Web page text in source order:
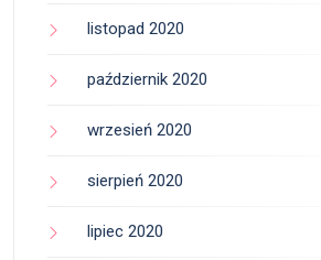
listopad 2020
październik 2020
wrzesień 2020
sierpień 2020
lipiec 2020